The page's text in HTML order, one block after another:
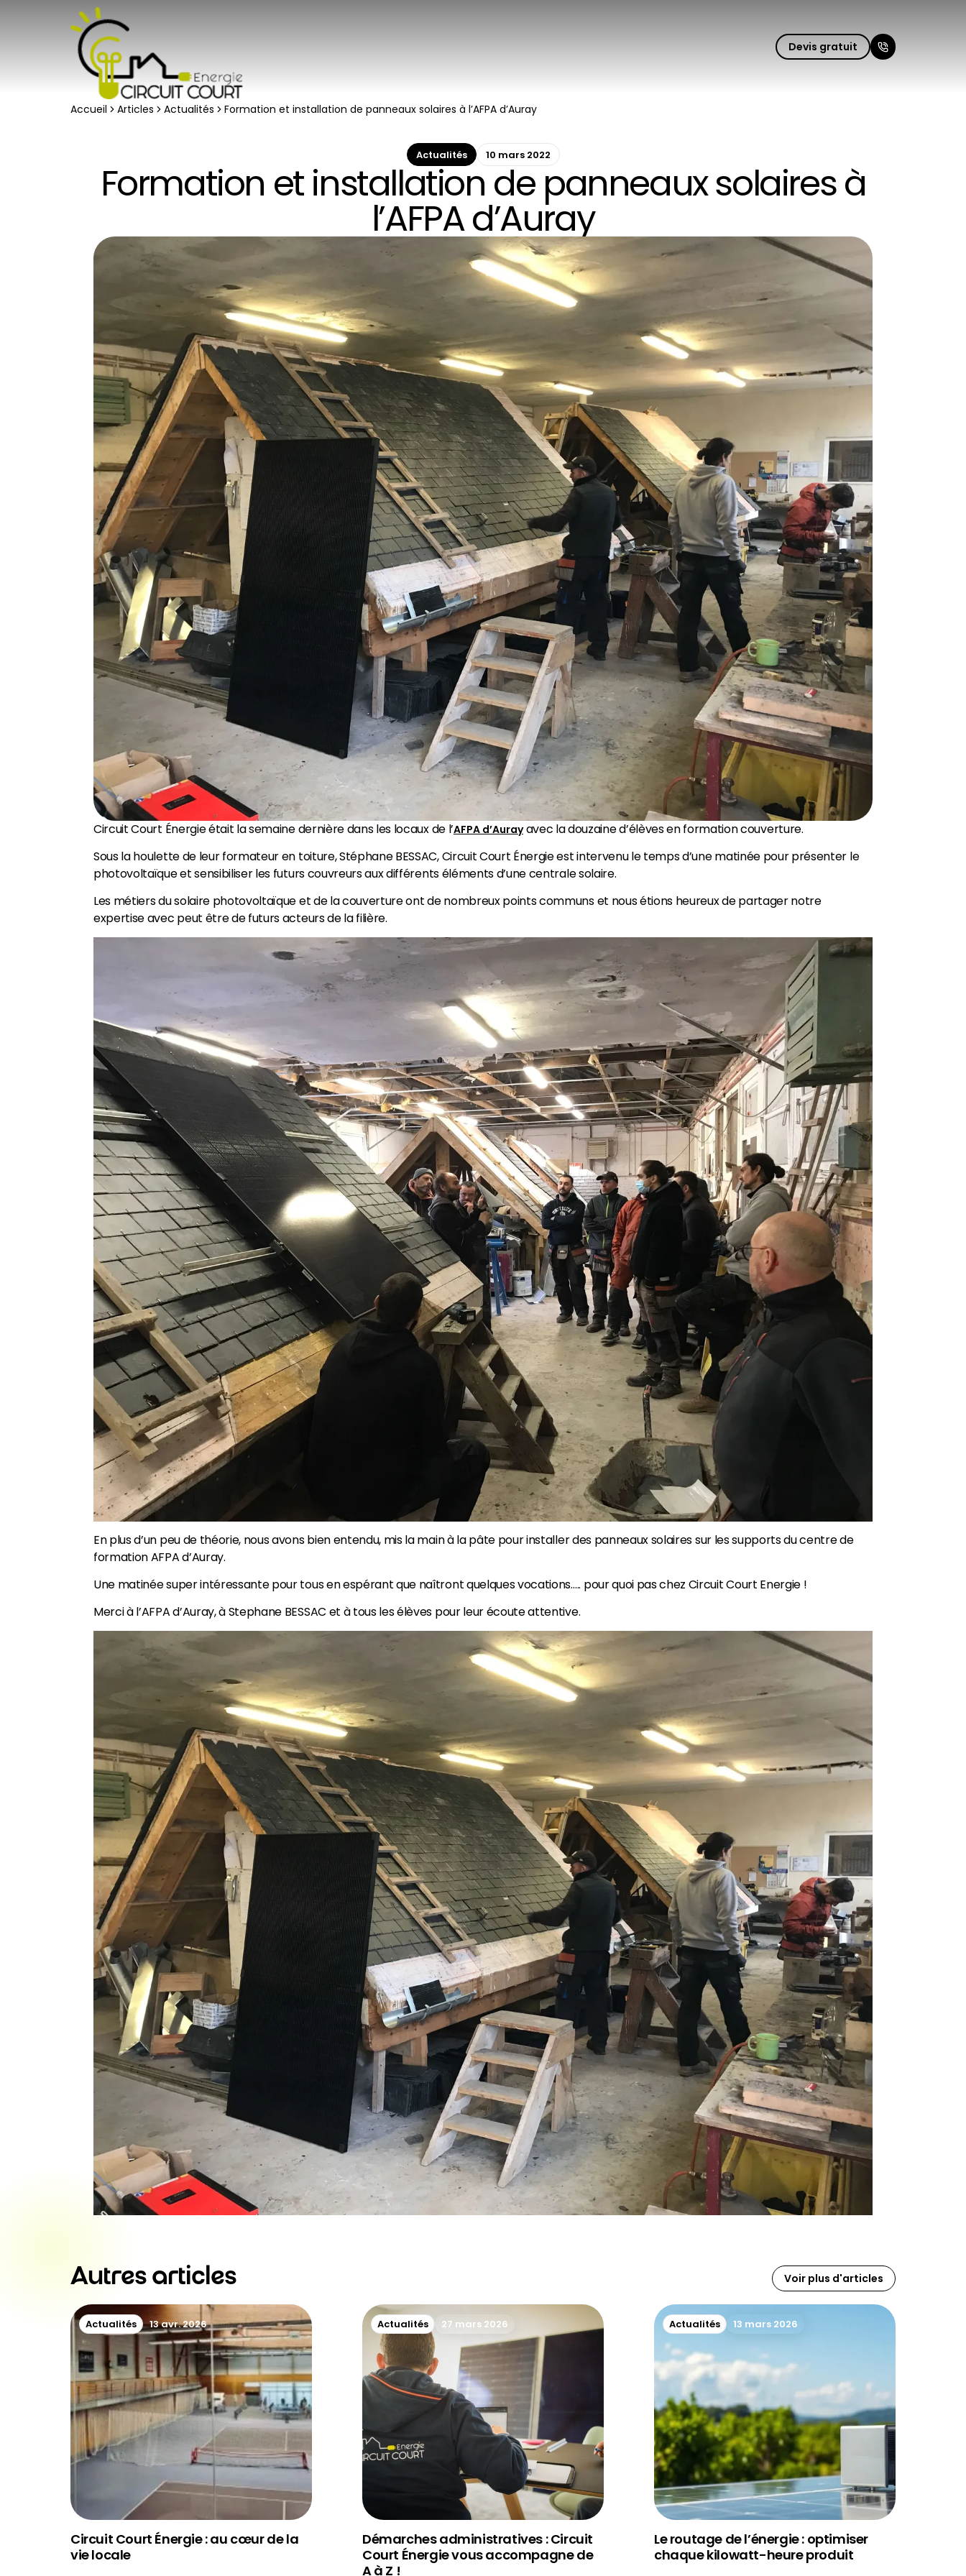
Devis gratuit Fermer le
Accueil Articles Actualités Formation et installation de panneaux solaires à l’AFPA d’Auray
Actualités 10 mars 2022
Formation et installation de panneaux solaires à
l’AFPA d’Auray
Circuit Court Énergie était la semaine dernière dans les locaux de l’AFPA d’Aurayavec la douzaine d’élèves en formation couverture.
Sous la houlette de leur formateur en toiture, Stéphane BESSAC, Circuit Court Énergie est intervenu le temps d’une matinée pour présenter le
photovoltaïque et sensibiliser les futurs couvreurs aux différents éléments d’une centrale solaire.
Les métiers du solaire photovoltaïque et de la couverture ont de nombreux points communs et nous étions heureux de partager notre
expertise avec peut être de futurs acteurs de la filière.
En plus d’un peu de théorie, nous avons bien entendu, mis la main à la pâte pour installer des panneaux solaires sur les supports du centre de
formation AFPA d’Auray.
Une matinée super intéressante pour tous en espérant que naîtront quelques vocations….. pour quoi pas chez Circuit Court Energie !
Merci à l’AFPA d’Auray, à Stephane BESSAC et à tous les élèves pour leur écoute attentive.
Autres articles Voir plus d'articles
Actualités 13 avr. 2026
Circuit Court Énergie : au cœur de la
vie locale
Actualités 27 mars 2026
Démarches administratives : Circuit
Court Énergie vous accompagne de
A à Z !
Actualités 13 mars 2026
Le routage de l’énergie : optimiser
chaque kilowatt-heure produit